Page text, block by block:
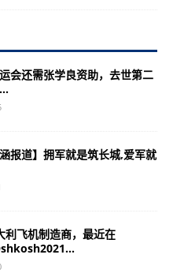
会还需张学良资助，去世第二
报道】拥军就是筑长城,爱军就
飞机制造商，最近在